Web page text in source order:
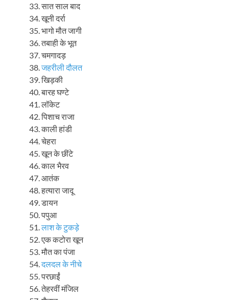
सात साल बाद
खूनी दर्रा
भागो मौत जागी
तबाही के भूत
चमगादड़
जहरीली दौलत
खिड़की
बारह घण्टे
लॉकेट
पिशाच राजा
काली हांडी
चेहरा
खून के छींटे
काल भैरव
आतंक
हत्यारा जादू
डायन
पपुआ
लाश के टुकड़े
एक कटोरा खून
मौत का पंजा
दलदल के नीचे
परछाईं
तेहरवीं मंजिल